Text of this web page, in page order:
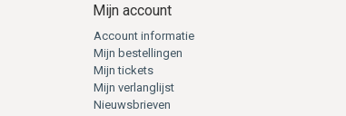
Mijn account
Account informatie
Mijn bestellingen
Mijn tickets
Mijn verlanglijst
Nieuwsbrieven